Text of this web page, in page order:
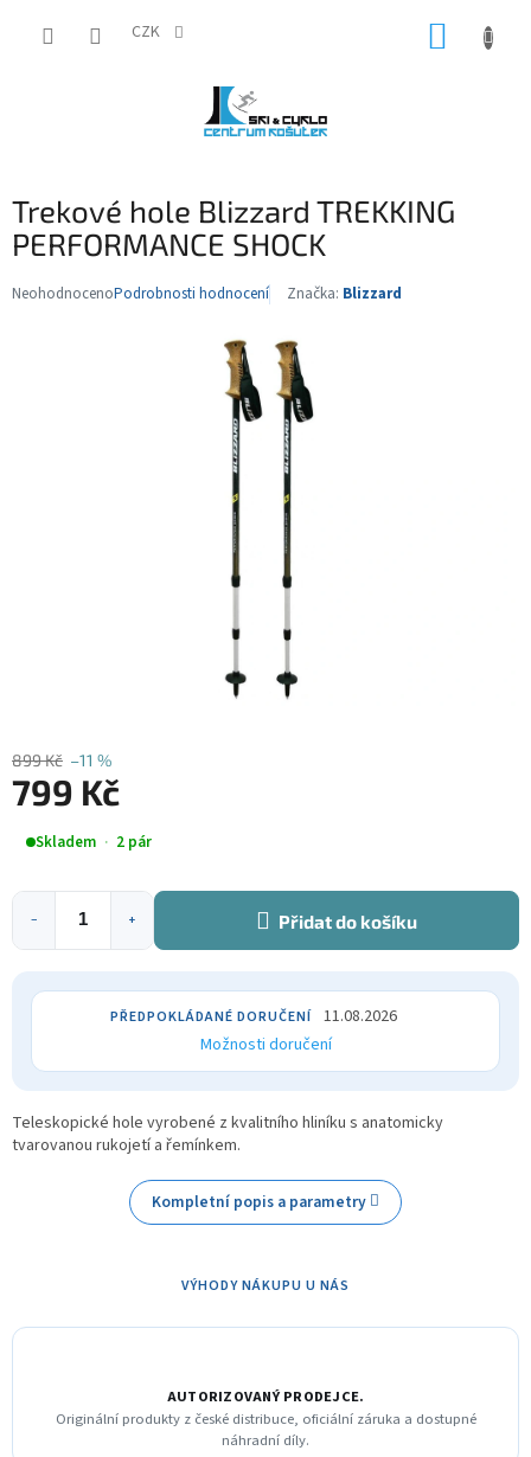
CZK
Trekové hole Blizzard TREKKING
PERFORMANCE SHOCK
Průměrné
NeohodnocenoPodrobnosti hodnocení Značka: Blizzard
899 Kč –11 %
799 Kč
Měrná
cena:
Skladem 2 pár
+
− Přidat do košíku
11.08.2026
Možnosti doručení
Teleskopické hole vyrobené z kvalitního hliníku s anatomicky
tvarovanou rukojetí a řemínkem.
Kompletní popis a parametry
VÝHODY NÁKUPU U NÁS
AUTORIZOVANÝ PRODEJCE.
Originální produkty z české distribuce, oficiální záruka a dostupné
náhradní díly.